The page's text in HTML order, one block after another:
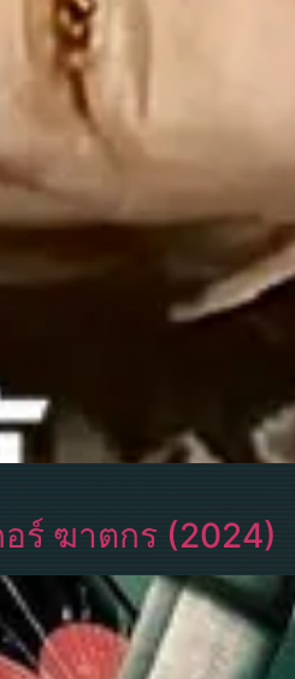
ร์ ฆาตกร (2024)